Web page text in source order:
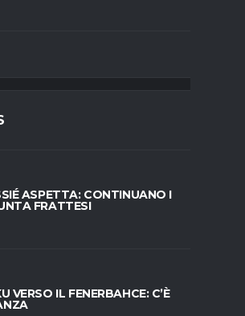
ASPETTA: CONTINUANO I
FRATTESI
VERSO IL FENERBAHCE: C’È